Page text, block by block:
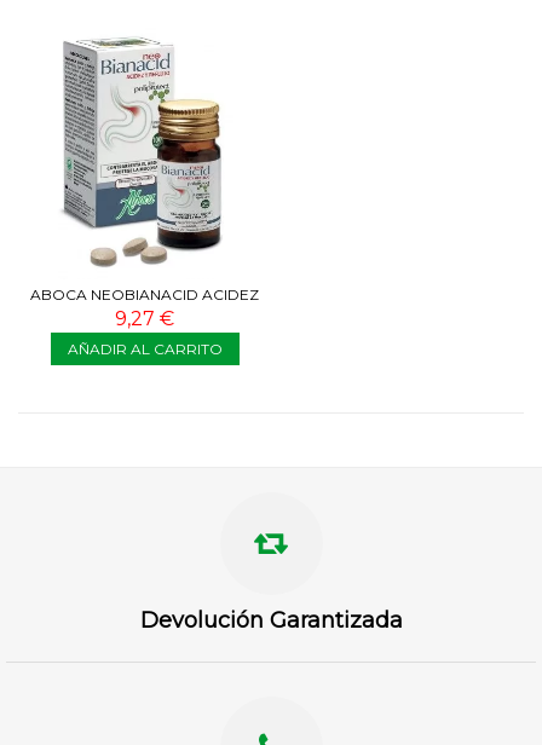
ABOCA NEOBIANACID ACIDEZ
Y REFLUJO 15 COMP
9,27 €
AÑADIR AL CARRITO
Devolución Garantizada